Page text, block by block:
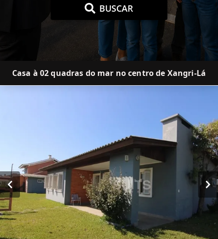
BUSCAR
Casa à 02 quadras do mar no centro de Xangri-Lá